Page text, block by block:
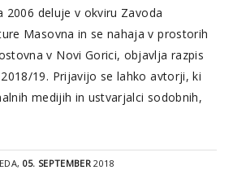
2006 deluje v okviru Zavoda
Masovna in se nahaja v prostorih
v Novi Gorici, objavlja razpis
19. Prijavijo se lahko avtorji, ki
medijih in ustvarjalci sodobnih,
05. SEPTEMBER 2018